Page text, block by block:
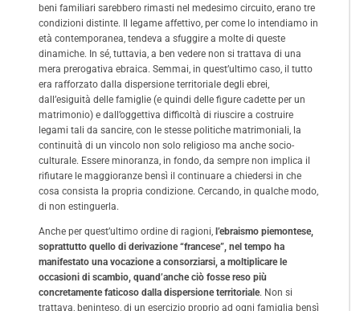
beni familiari sarebbero rimasti nel medesimo circuito, erano tre
condizioni distinte. Il legame affettivo, per come lo intendiamo in
età contemporanea, tendeva a sfuggire a molte di queste
dinamiche. In sé, tuttavia, a ben vedere non si trattava di una
mera prerogativa ebraica. Semmai, in quest’ultimo caso, il tutto
era rafforzato dalla dispersione territoriale degli ebrei,
dall’esiguità delle famiglie (e quindi delle figure cadette per un
matrimonio) e dall’oggettiva difficoltà di riuscire a costruire
legami tali da sancire, con le stesse politiche matrimoniali, la
continuità di un vincolo non solo religioso ma anche socio-
culturale. Essere minoranza, in fondo, da sempre non implica il
rifiutare le maggioranze bensì il continuare a chiedersi in che
cosa consista la propria condizione. Cercando, in qualche modo,
di non estinguerla.
Anche per quest’ultimo ordine di ragioni, l’ebraismo piemontese,
soprattutto quello di derivazione “francese”, nel tempo ha
manifestato una vocazione a consorziarsi, a moltiplicare le
occasioni di scambio, quand’anche ciò fosse reso più
concretamente faticoso dalla dispersione territoriale. Non si
trattava, beninteso, di un esercizio proprio ad ogni famiglia bensì